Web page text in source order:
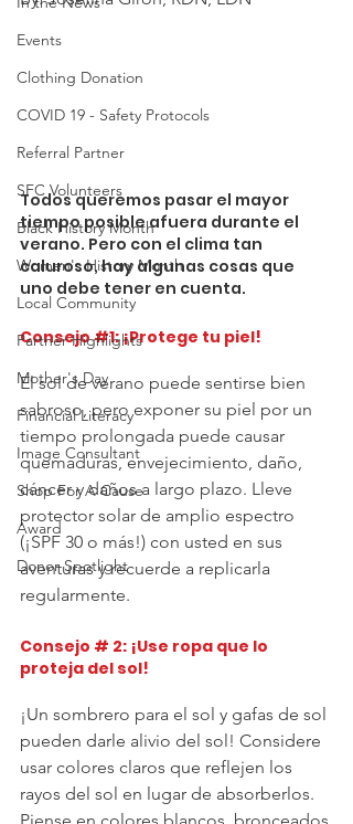
Events
Clothing Donation
COVID 19 - Safety Protocols
Referral Partner
SFC Volunteers
Black History Month
Women's History Month
Local Community
Partner Highlights
Mother's Day
Financial Literacy
Image Consultant
Shop For A Cause
Award
Donor Spotlight
Todos queremos pasar el mayor
tiempo posible afuera durante el
verano. Pero con el clima tan
caluroso, hay algunas cosas que
uno debe tener en cuenta.
Consejo #1: ¡Protege tu piel!
El sol de verano puede sentirse bien
sabroso, pero exponer su piel por un
tiempo prolongada puede causar
quemaduras, envejecimiento, daño,
cáncer y daños a largo plazo. Lleve
protector solar de amplio espectro
(¡SPF 30 o más!) con usted en sus
aventuras y recuerde a replicarla
regularmente.
Consejo # 2: ¡Use ropa que lo
proteja del sol!
¡Un sombrero para el sol y gafas de sol
pueden darle alivio del sol! Considere
usar colores claros que reflejen los
rayos del sol en lugar de absorberlos.